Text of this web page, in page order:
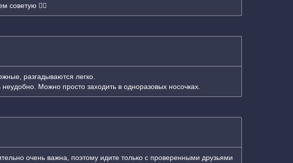
советую 👍🏻
разгадываются легко.
Можно просто заходить в одноразовых носочках.
очень важна, поэтому идите только с проверенными друзьями